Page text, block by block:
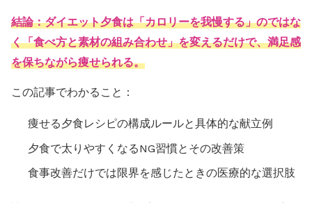
結論：ダイエット夕食は「カロリーを我慢する」のではな
く「食べ方と素材の組み合わせ」を変えるだけで、満足感
を保ちながら痩せられる。
この記事でわかること：
痩せる夕食レシピの構成ルールと具体的な献立例
夕食で太りやすくなるNG習慣とその改善策
食事改善だけでは限界を感じたときの医療的な選択肢